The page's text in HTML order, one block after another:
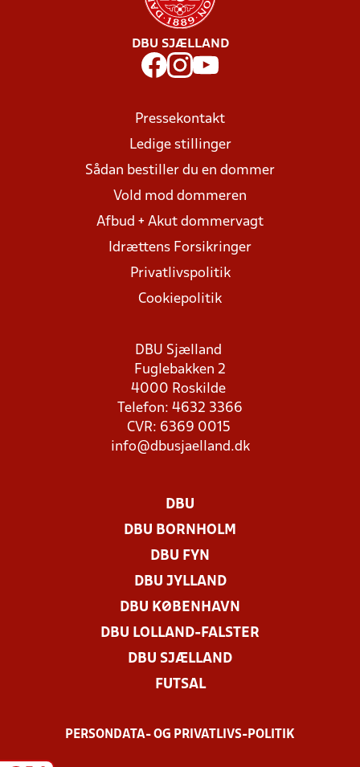
DBU SJÆLLAND
Pressekontakt
Ledige stillinger
Sådan bestiller du en dommer
Vold mod dommeren
Afbud + Akut dommervagt
Idrættens Forsikringer
Privatlivspolitik
Cookiepolitik
DBU Sjælland
Fuglebakken 2
4000 Roskilde
Telefon: 4632 3366
CVR: 6369 0015
info@dbusjaelland.dk
DBU
DBU BORNHOLM
DBU FYN
DBU JYLLAND
DBU KØBENHAVN
DBU LOLLAND-FALSTER
DBU SJÆLLAND
FUTSAL
PERSONDATA- OG PRIVATLIVS-POLITIK